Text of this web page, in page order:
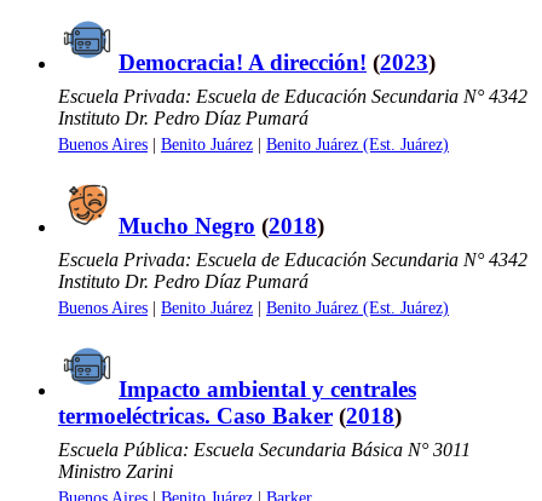
Democracia! A dirección! (2023)
Escuela Privada: Escuela de Educación Secundaria N° 4342
Instituto Dr. Pedro Díaz Pumará
Buenos Aires | Benito Juárez | Benito Juárez (Est. Juárez)
Mucho Negro (2018)
Escuela Privada: Escuela de Educación Secundaria N° 4342
Instituto Dr. Pedro Díaz Pumará
Buenos Aires | Benito Juárez | Benito Juárez (Est. Juárez)
Impacto ambiental y centrales
termoeléctricas. Caso Baker (2018)
Escuela Pública: Escuela Secundaria Básica N° 3011
Ministro Zarini